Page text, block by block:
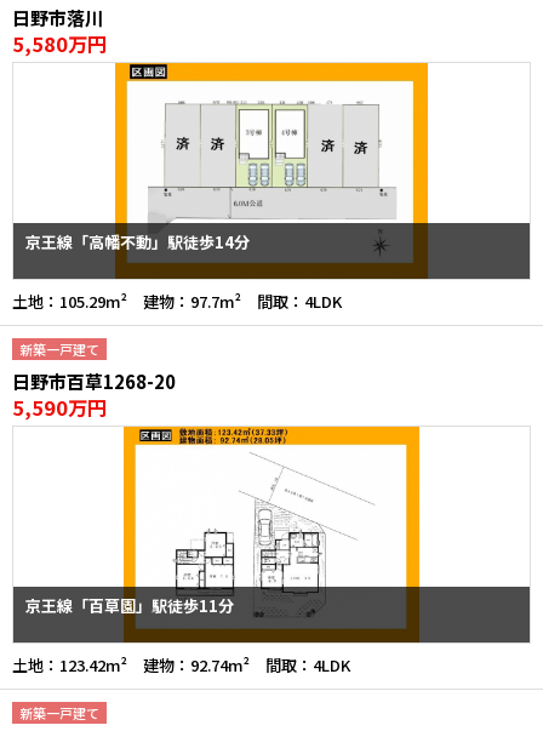
日野市落川
5,580万円
京王線「高幡不動」駅徒歩14分
土地：105.29m² 建物：97.7m² 間取：4LDK
新築一戸建て
日野市百草1268-20
5,590万円
京王線「百草園」駅徒歩11分
土地：123.42m² 建物：92.74m² 間取：4LDK
新築一戸建て